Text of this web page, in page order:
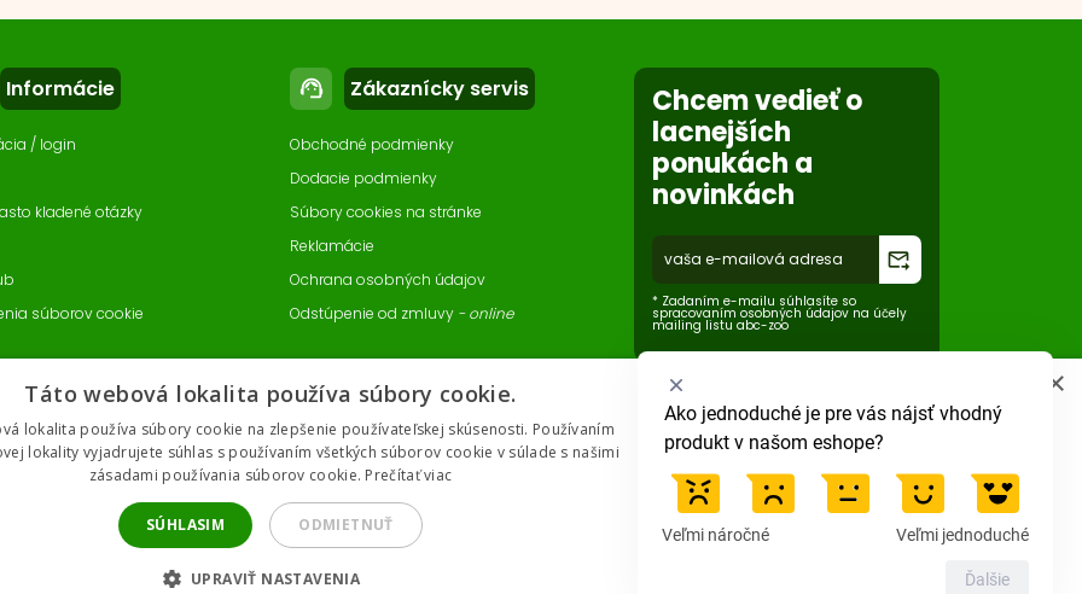
na plastovú sponu v zadnej časti
Informácie
/ login
kladené otázky
súborov cookie
support_agent Zákaznícky servis
Obchodné podmienky
Dodacie podmienky
Súbory cookies na stránke
Reklamácie
Ochrana osobných údajov
Odstúpenie od zmluvy - online
Chcem vedieť o
lacnejších
ponukách a
novinkách
forward_to_inbox
* Zadaním e-mailu súhlasíte so
spracovaním osobných údajov na účely
mailing listu abc-zoo
Ako jednoduché je pre vás nájsť vhodný
produkt v našom eshope?
Vyberte
možnosť
od
1
5
Veľmi náročné Veľmi jednoduché
Ďalšie
×
Táto webová lokalita používa súbory cookie.
lokalita používa súbory cookie na zlepšenie používateľskej skúsenosti. Používaním
lokality vyjadrujete súhlas s používaním všetkých súborov cookie v súlade s našimi
zásadami používania súborov cookie. Prečítať viac
SÚHLASIM ODMIETNUŤ
UPRAVIŤ NASTAVENIA